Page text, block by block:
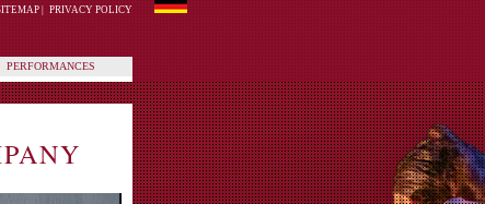
PRIVACY POLICY
PERFORMANCES